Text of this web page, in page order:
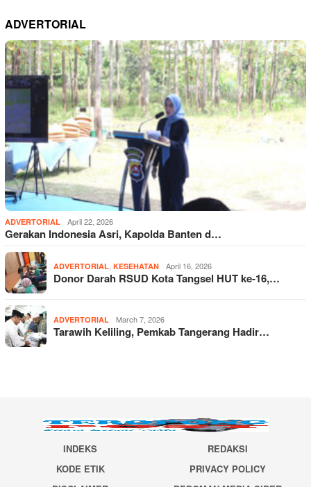
ADVERTORIAL
ADVERTORIAL April 22, 2026
Gerakan Indonesia Asri, Kapolda Banten d…
ADVERTORIAL KESEHATAN April 16, 2026
Donor Darah RSUD Kota Tangsel HUT ke-16,…
ADVERTORIAL March 7, 2026
Tarawih Keliling, Pemkab Tangerang Hadir…
INDEKS
REDAKSI
KODE ETIK
PRIVACY POLICY